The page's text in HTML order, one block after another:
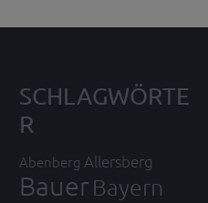
SCHLAGWÖRTE
R
Abenberg Allersberg
Bauer Bayern